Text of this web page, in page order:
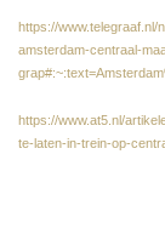
https://www.telegraaf.nl/
amsterdam-centraal-
https://www.at5.nl/
te-laten-in-trein-op-